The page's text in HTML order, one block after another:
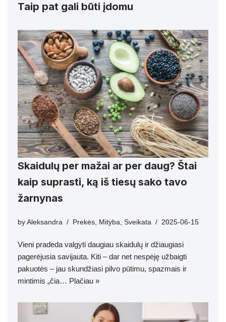
Taip pat gali būti įdomu
Skaidulų per mažai ar per daug? Štai
kaip suprasti, ką iš tiesų sako tavo
žarnynas
by Aleksandra Prekės Mityba Sveikata 2025-06-15
Vieni pradeda valgyti daugiau skaidulų ir džiaugiasi
pagerėjusia savijauta. Kiti – dar net nespėję užbaigti
pakuotės – jau skundžiasi pilvo pūtimu, spazmais ir
mintimis „čia… Plačiau »